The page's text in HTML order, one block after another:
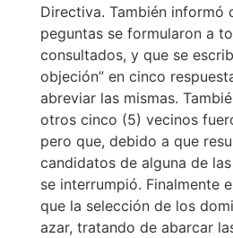
Directiva. También informó
peguntas se formularon a
consultados, y que se
objeción” en cinco
abreviar las mismas.
otros cinco (5) vecinos
pero que, debido a que
candidatos de alguna de
se interrumpió. Finalmente
que la selección de los
azar, tratando de abarcar